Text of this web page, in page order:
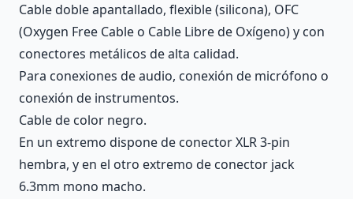
Cable doble apantallado, flexible (silicona), OFC
(Oxygen Free Cable o Cable Libre de Oxígeno) y con
conectores metálicos de alta calidad.
Para conexiones de audio, conexión de micrófono o
conexión de instrumentos.
Cable de color negro.
En un extremo dispone de conector XLR 3-pin
hembra, y en el otro extremo de conector jack
6.3mm mono macho.